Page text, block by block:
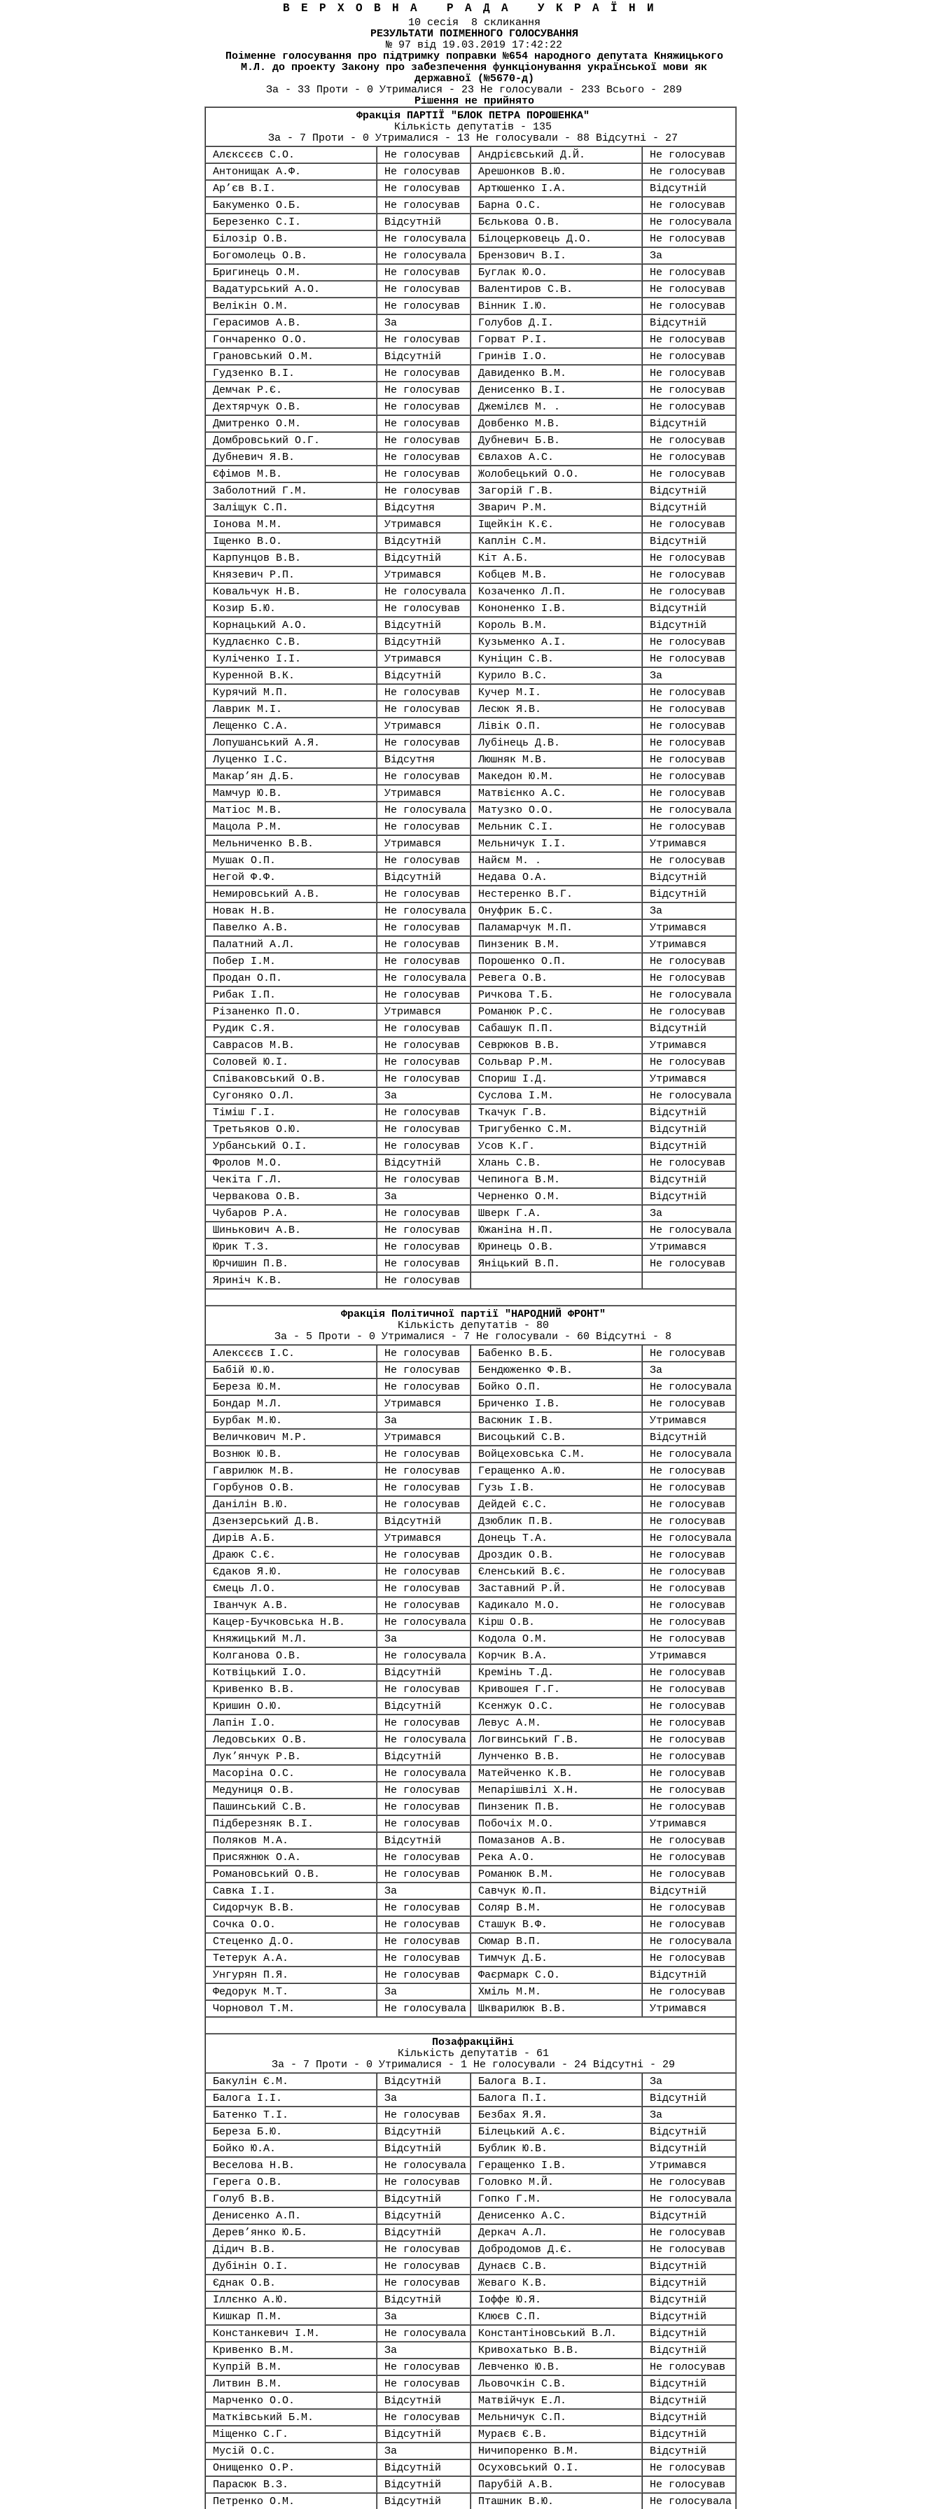
ВЕРХОВНА РАДА УКРАЇНИ
10 сесія 8 скликання
РЕЗУЛЬТАТИ ПОІМЕННОГО ГОЛОСУВАННЯ
№ 97 від 19.03.2019 17:42:22
Поіменне голосування про підтримку поправки №654 народного депутата Княжицького
М.Л. до проекту Закону про забезпечення функціонування української мови як
державної (№5670-д)
За - 33 Проти - 0 Утрималися - 23 Не голосували - 233 Всього - 289
Рішення не прийнято
Фракція ПАРТІЇ "БЛОК ПЕТРА ПОРОШЕНКА"
Кількість депутатів - 135
За - 7 Проти - 0 Утрималися - 13 Не голосували - 88 Відсутні - 27
Алєксєєв С.О.
Не голосував Андрієвський Д.Й.
Не голосував
Антонищак А.Ф.
Не голосував Арешонков В.Ю.
Не голосував
Ар’єв В.І.
Не голосував Артюшенко І.А.
Відсутній
Бакуменко О.Б.
Не голосував Барна О.С.
Не голосував
Березенко С.І.
Відсутній Бєлькова О.В.
Не голосувала
Білозір О.В.
Не голосувала Білоцерковець Д.О.
Не голосував
Богомолець О.В.
Не голосувала Брензович В.І.
За
Бригинець О.М.
Не голосував Буглак Ю.О.
Не голосував
Вадатурський А.О.
Не голосував Валентиров С.В.
Не голосував
Велікін О.М.
Не голосував Вінник І.Ю.
Не голосував
Герасимов А.В.
За Голубов Д.І.
Відсутній
Гончаренко О.О.
Не голосував Горват Р.І.
Не голосував
Грановський О.М.
Відсутній Гринів І.О.
Не голосував
Гудзенко В.І.
Не голосував Давиденко В.М.
Не голосував
Демчак Р.Є.
Не голосував Денисенко В.І.
Не голосував
Дехтярчук О.В.
Не голосував Джемілєв М. .
Не голосував
Дмитренко О.М.
Не голосував Довбенко М.В.
Відсутній
Домбровський О.Г.
Не голосував Дубневич Б.В.
Не голосував
Дубневич Я.В.
Не голосував Євлахов А.С.
Не голосував
Єфімов М.В.
Не голосував Жолобецький О.О.
Не голосував
Заболотний Г.М.
Не голосував Загорій Г.В.
Відсутній
Заліщук С.П.
Відсутня Зварич Р.М.
Відсутній
Іонова М.М.
Утримався Іщейкін К.Є.
Не голосував
Іщенко В.О.
Відсутній Каплін С.М.
Відсутній
Карпунцов В.В.
Відсутній Кіт А.Б.
Не голосував
Князевич Р.П.
Утримався Кобцев М.В.
Не голосував
Ковальчук Н.В.
Не голосувала Козаченко Л.П.
Не голосував
Козир Б.Ю.
Не голосував Кононенко І.В.
Відсутній
Корнацький А.О.
Відсутній Король В.М.
Відсутній
Кудлаєнко С.В.
Відсутній Кузьменко А.І.
Не голосував
Куліченко І.І.
Утримався Куніцин С.В.
Не голосував
Куренной В.К.
Відсутній Курило В.С.
За
Курячий М.П.
Не голосував Кучер М.І.
Не голосував
Лаврик М.І.
Не голосував Лесюк Я.В.
Не голосував
Лещенко С.А.
Утримався Лівік О.П.
Не голосував
Лопушанський А.Я.
Не голосував Лубінець Д.В.
Не голосував
Луценко І.С.
Відсутня Люшняк М.В.
Не голосував
Макар’ян Д.Б.
Не голосував Македон Ю.М.
Не голосував
Мамчур Ю.В.
Утримався Матвієнко А.С.
Не голосував
Матіос М.В.
Не голосувала Матузко О.О.
Не голосувала
Мацола Р.М.
Не голосував Мельник С.І.
Не голосував
Мельниченко В.В.
Утримався Мельничук І.І.
Утримався
Мушак О.П.
Не голосував Найєм М. .
Не голосував
Негой Ф.Ф.
Відсутній Недава О.А.
Відсутній
Немировський А.В.
Не голосував Нестеренко В.Г.
Відсутній
Новак Н.В.
Не голосувала Онуфрик Б.С.
За
Павелко А.В.
Не голосував Паламарчук М.П.
Утримався
Палатний А.Л.
Не голосував Пинзеник В.М.
Утримався
Побер І.М.
Не голосував Порошенко О.П.
Не голосував
Продан О.П.
Не голосувала Ревега О.В.
Не голосував
Рибак І.П.
Не голосував Ричкова Т.Б.
Не голосувала
Різаненко П.О.
Утримався Романюк Р.С.
Не голосував
Рудик С.Я.
Не голосував Сабашук П.П.
Відсутній
Саврасов М.В.
Не голосував Севрюков В.В.
Утримався
Соловей Ю.І.
Не голосував Сольвар Р.М.
Не голосував
Співаковський О.В.
Не голосував Спориш І.Д.
Утримався
Сугоняко О.Л.
За Суслова І.М.
Не голосувала
Тіміш Г.І.
Не голосував Ткачук Г.В.
Відсутній
Третьяков О.Ю.
Не голосував Тригубенко С.М.
Відсутній
Урбанський О.І.
Не голосував Усов К.Г.
Відсутній
Фролов М.О.
Відсутній Хлань С.В.
Не голосував
Чекіта Г.Л.
Не голосував Чепинога В.М.
Відсутній
Червакова О.В.
За Черненко О.М.
Відсутній
Чубаров Р.А.
Не голосував Шверк Г.А.
За
Шинькович А.В.
Не голосував Южаніна Н.П.
Не голосувала
Юрик Т.З.
Не голосував Юринець О.В.
Утримався
Юрчишин П.В.
Не голосував Яніцький В.П.
Не голосував
Яриніч К.В.
Не голосував
Фракція Політичної партії "НАРОДНИЙ ФРОНТ"
Кількість депутатів - 80
За - 5 Проти - 0 Утрималися - 7 Не голосували - 60 Відсутні - 8
Алексєєв І.С.
Не голосував Бабенко В.Б.
Не голосував
Бабій Ю.Ю.
Не голосував Бендюженко Ф.В.
За
Береза Ю.М.
Не голосував Бойко О.П.
Не голосувала
Бондар М.Л.
Утримався Бриченко І.В.
Не голосував
Бурбак М.Ю.
За Васюник І.В.
Утримався
Величкович М.Р.
Утримався Висоцький С.В.
Відсутній
Вознюк Ю.В.
Не голосував Войцеховська С.М.
Не голосувала
Гаврилюк М.В.
Не голосував Геращенко А.Ю.
Не голосував
Горбунов О.В.
Не голосував Гузь І.В.
Не голосував
Данілін В.Ю.
Не голосував Дейдей Є.С.
Не голосував
Дзензерський Д.В.
Відсутній Дзюблик П.В.
Не голосував
Дирів А.Б.
Утримався Донець Т.А.
Не голосувала
Драюк С.Є.
Не голосував Дроздик О.В.
Не голосував
Єдаков Я.Ю.
Не голосував Єленський В.Є.
Не голосував
Ємець Л.О.
Не голосував Заставний Р.Й.
Не голосував
Іванчук А.В.
Не голосував Кадикало М.О.
Не голосував
Кацер-Бучковська Н.В.
Не голосувала Кірш О.В.
Не голосував
Княжицький М.Л.
За Кодола О.М.
Не голосував
Колганова О.В.
Не голосувала Корчик В.А.
Утримався
Котвіцький І.О.
Відсутній Кремінь Т.Д.
Не голосував
Кривенко В.В.
Не голосував Кривошея Г.Г.
Не голосував
Кришин О.Ю.
Відсутній Ксенжук О.С.
Не голосував
Лапін І.О.
Не голосував Левус А.М.
Не голосував
Ледовських О.В.
Не голосувала Логвинський Г.В.
Не голосував
Лук’янчук Р.В.
Відсутній Лунченко В.В.
Не голосував
Масоріна О.С.
Не голосувала Матейченко К.В.
Не голосував
Медуниця О.В.
Не голосував Мепарішвілі Х.Н.
Не голосував
Пашинський С.В.
Не голосував Пинзеник П.В.
Не голосував
Підберезняк В.І.
Не голосував Побочіх М.О.
Утримався
Поляков М.А.
Відсутній Помазанов А.В.
Не голосував
Присяжнюк О.А.
Не голосував Река А.О.
Не голосував
Романовський О.В.
Не голосував Романюк В.М.
Не голосував
Савка І.І.
За Савчук Ю.П.
Відсутній
Сидорчук В.В.
Не голосував Соляр В.М.
Не голосував
Сочка О.О.
Не голосував Сташук В.Ф.
Не голосував
Стеценко Д.О.
Не голосував Сюмар В.П.
Не голосувала
Тетерук А.А.
Не голосував Тимчук Д.Б.
Не голосував
Унгурян П.Я.
Не голосував Фаєрмарк С.О.
Відсутній
Федорук М.Т.
За Хміль М.М.
Не голосував
Чорновол Т.М.
Не голосувала Шкварилюк В.В. Утримався
Позафракційні
Кількість депутатів - 61
За - 7 Проти - 0 Утрималися - 1 Не голосували - 24 Відсутні - 29
Бакулін Є.М.
Відсутній Балога В.І.
За
Балога І.І.
За Балога П.І.
Відсутній
Батенко Т.І.
Не голосував Безбах Я.Я.
За
Береза Б.Ю.
Відсутній Білецький А.Є.
Відсутній
Бойко Ю.А.
Відсутній Бублик Ю.В.
Відсутній
Веселова Н.В.
Не голосувала Геращенко І.В.
Утримався
Герега О.В.
Не голосував Головко М.Й.
Не голосував
Голуб В.В.
Відсутній Гопко Г.М.
Не голосувала
Денисенко А.П.
Відсутній Денисенко А.С.
Відсутній
Дерев’янко Ю.Б.
Відсутній Деркач А.Л.
Не голосував
Дідич В.В.
Не голосував Добродомов Д.Є.
Не голосував
Дубінін О.І.
Не голосував Дунаєв С.В.
Відсутній
Єднак О.В.
Не голосував Жеваго К.В.
Відсутній
Іллєнко А.Ю.
Відсутній Іоффе Ю.Я.
Відсутній
Кишкар П.М.
За Клюєв С.П.
Відсутній
Констанкевич І.М.
Не голосувала Константіновський В.Л.
Відсутній
Кривенко В.М.
За Кривохатько В.В.
Відсутній
Купрій В.М.
Не голосував Левченко Ю.В.
Не голосував
Литвин В.М.
Не голосував Льовочкін С.В.
Відсутній
Марченко О.О.
Відсутній Матвійчук Е.Л.
Відсутній
Матківський Б.М.
Не голосував Мельничук С.П.
Відсутній
Міщенко С.Г.
Відсутній Мураєв Є.В.
Відсутній
Мусій О.С.
За Ничипоренко В.М.
Відсутній
Онищенко О.Р.
Відсутній Осуховський О.І.
Не голосував
Парасюк В.З.
Відсутній Парубій А.В.
Не голосував
Петренко О.М.
Відсутній Пташник В.Ю. Не голосувала